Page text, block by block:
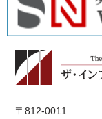
〒812-0011